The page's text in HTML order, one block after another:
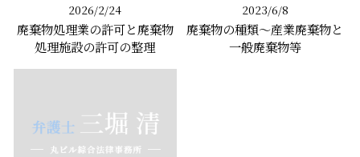
2026/2/24
廃棄物処理業の許可と廃棄物
処理施設の許可の整理
2023/6/8
廃棄物の種類～産業廃棄物と
一般廃棄物等